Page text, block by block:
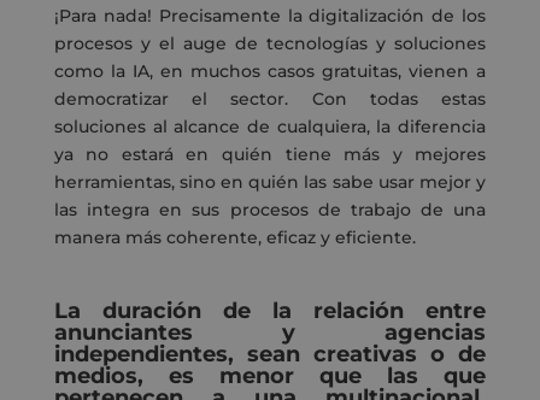
¡Para nada! Precisamente la digitalización de los
procesos y el auge de tecnologías y soluciones
como la IA, en muchos casos gratuitas, vienen a
democratizar el sector. Con todas estas
solucionesal alcance de cualquiera, la diferencia
ya no estará en quién tiene más y mejores
herramientas, sino en quién las sabe usar mejory
las integra en sus procesos de trabajode una
manera más coherente, eficaz y eficiente.
La duración de la relación entre
anunciantes y agencias
independientes, sean creativas o de
medios, es menor que las que